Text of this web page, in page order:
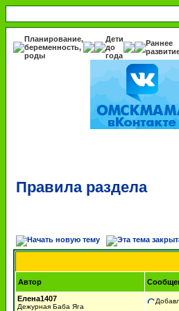
Планирование,
беременность,
роды
Дети
до
года
Раннее
Правила раздела
Автор
Елена1407
Дежурная Баба Яга